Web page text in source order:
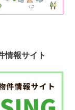
情報サイト